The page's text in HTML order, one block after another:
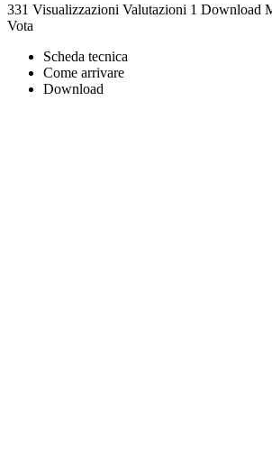
331 Visualizzazioni Valutazioni 1 Download
Vota
Scheda tecnica
Come arrivare
Download